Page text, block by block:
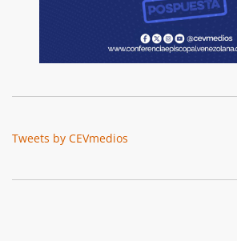
Tweets by CEVmedios